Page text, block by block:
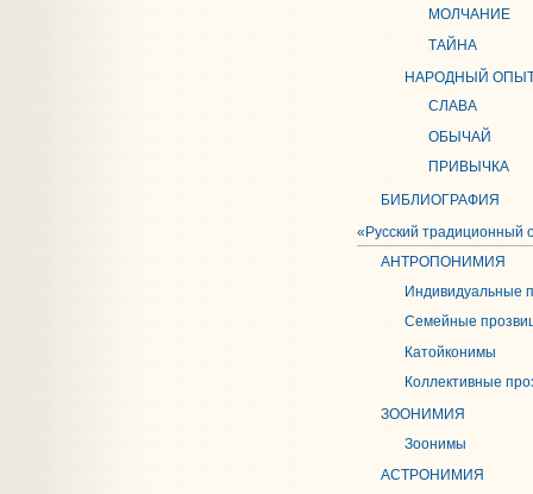
МОЛЧАНИЕ
ТАЙНА
НАРОДНЫЙ
СЛАВА
ОБЫЧАЙ
ПРИВЫЧКА
БИБЛИОГРАФИЯ
«Русский традиционный
АНТРОПОНИМИЯ
Индивидуальные
Семейные
Катойконимы
Коллективные
ЗООНИМИЯ
Зоонимы
АСТРОНИМИЯ